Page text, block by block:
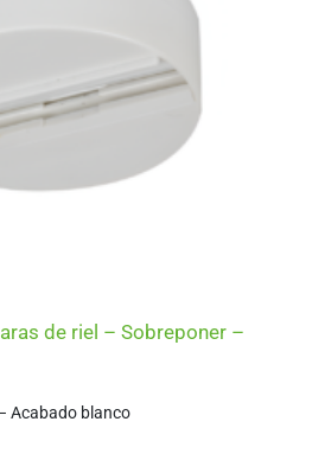
de riel – Sobreponer –
Acabado blanco